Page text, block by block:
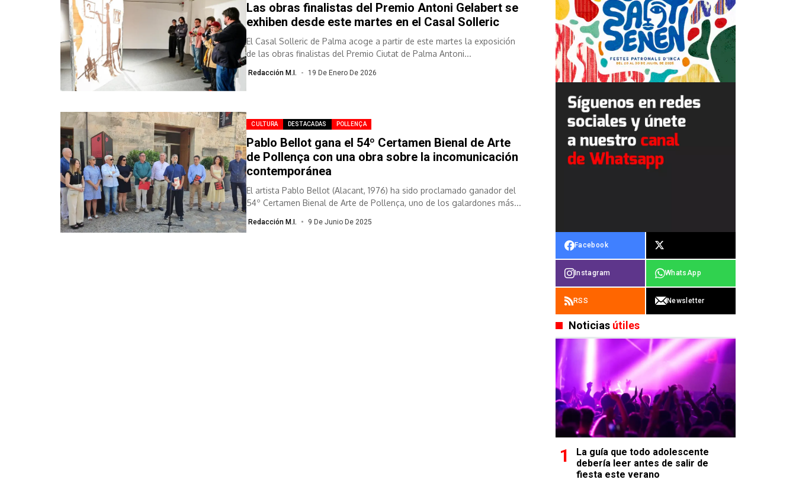
Las obras finalistas del Premio Antoni Gelabert se
exhiben desde este martes en el Casal Solleric
El Casal Solleric de Palma acoge a partir de este martes la exposición
de las obras finalistas del Premio Ciutat de Palma Antoni...
Redacción M.I. 19 De Enero De 2026
CULTURA DESTACADAS POLLENÇA
Pablo Bellot gana el 54º Certamen Bienal de Arte
de Pollença con una obra sobre la incomunicación
contemporánea
El artista Pablo Bellot (Alacant, 1976) ha sido proclamado ganador del
54º Certamen Bienal de Arte de Pollença, uno de los galardones más...
Redacción M.I. 9 De Junio De 2025
Facebook
Instagram WhatsApp
RSS Newsletter
Noticias útiles
La guía que todo adolescente
debería leer antes de salir de
fiesta este verano